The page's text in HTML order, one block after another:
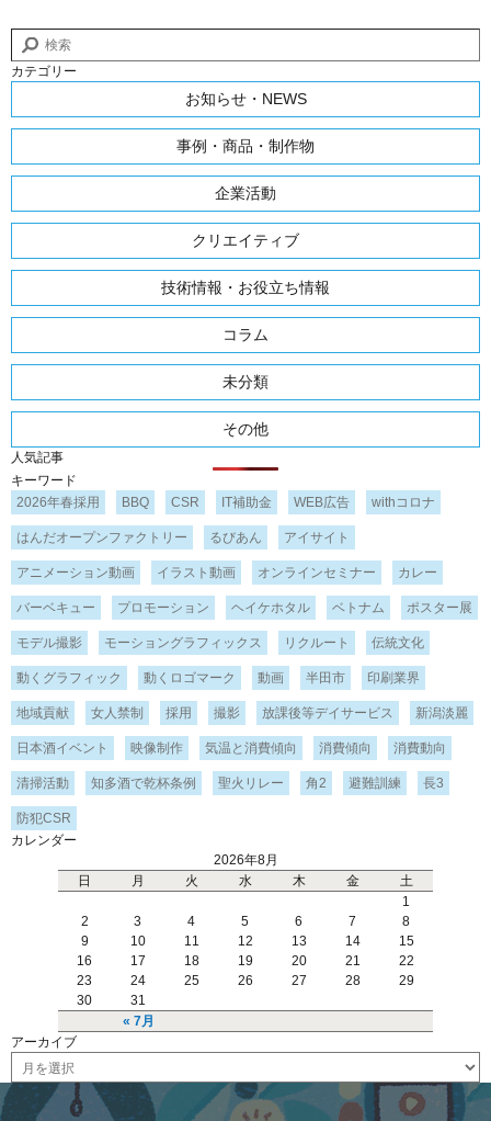
カテゴリー
お知らせ・NEWS
事例・商品・制作物
企業活動
クリエイティブ
技術情報・お役立ち情報
コラム
未分類
その他
人気記事
キーワード
2026年春採用
BBQ CSR IT補助金 WEB広告 withコロナ
はんだオープンファクトリー るびあん アイサイト
アニメーション動画 イラスト動画 オンラインセミナー カレー
バーベキュー プロモーション ヘイケホタル ベトナム ポスター展
モデル撮影 モーショングラフィックス リクルート 伝統文化
動くグラフィック 動くロゴマーク 動画 半田市 印刷業界
地域貢献 女人禁制 採用 撮影 放課後等デイサービス 新潟淡麗
日本酒イベント 映像制作 気温と消費傾向 消費傾向 消費動向
清掃活動 知多酒で乾杯条例 聖火リレー 角2 避難訓練 長3
防犯CSR
カレンダー
2026年8月
日
月 火 水 木 金 土
« 7月
1
2
3 4 5 6 7
8
9
10 11 12 13 14
15
16
17 18 19 20 21
22
23
24 25 26 27 28
29
30
31
アーカイブ
ー